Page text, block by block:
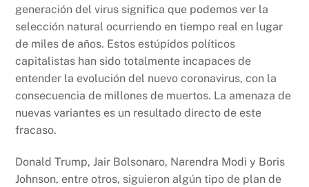
generación del virus significa que podemos ver la
selección natural ocurriendo en tiempo real en lugar
de miles de años. Estos estúpidos políticos
capitalistas han sido totalmente incapaces de
entender la evolución del nuevo coronavirus, con la
consecuencia de millones de muertos. La amenaza de
nuevas variantes es un resultado directo de este
fracaso.
Donald Trump, Jair Bolsonaro, Narendra Modi y Boris
Johnson, entre otros, siguieron algún tipo de plan de